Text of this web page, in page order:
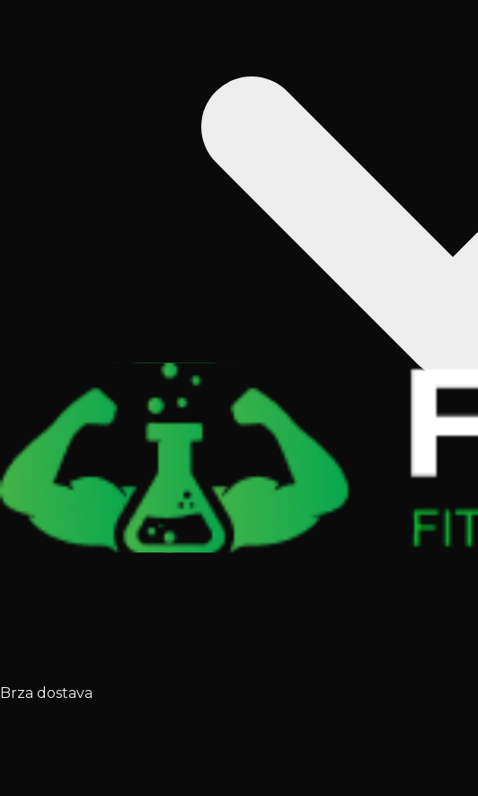
Brza dostava